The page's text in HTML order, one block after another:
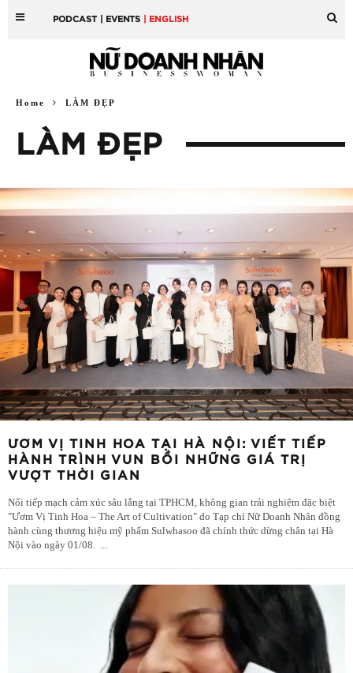
PODCAST | EVENTS | ENGLISH
Home LÀM ĐẸP
LÀM ĐẸP
ƯƠM VỊ TINH HOA TẠI HÀ NỘI: VIẾT TIẾP
HÀNH TRÌNH VUN BỒI NHỮNG GIÁ TRỊ
VƯỢT THỜI GIAN
Nối tiếp mạch cảm xúc sâu lắng tại TPHCM, không gian trải nghiệm đặc biệt
"Ươm Vị Tinh Hoa – The Art of Cultivation" do Tạp chí Nữ Doanh Nhân đồng
hành cùng thương hiệu mỹ phẩm Sulwhasoo đã chính thức dừng chân tại Hà
Nội vào ngày 01/08. ...